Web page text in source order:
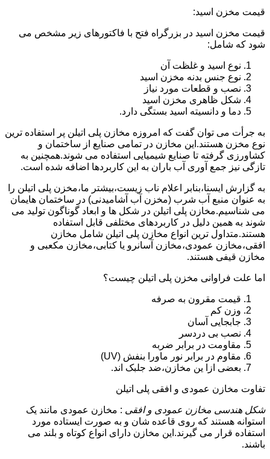
قیمت مخزن اسید:
قیمت مخزن اسید در بزرگراه فتح با فاکتورهای زیر مشخص می
شود که شامل:
نوع اسید و غلظت آن
نوع جنس بدنه مخزن اسید
نصب و قطعات مورد نیاز
شکل ظاهری مخزن اسید
دما و دانسیته اسید بستگی دارد.
به جرأت می توان گفت که امروزه مخازن پلی اتیلن پر استفاده ترین
نوع مخزن هستند.این مخازن در تمامی صنایع از ساختمان و
کشاورزی گرفته تا صنایع شیمیایی استفاده می شوند.همچنین به
تازگی نیز جمع آوری آب باران به این کاربردها اضافه شده است.
به گزارش ایسنا،بنابر اعلام ناب زیست،بیشتر ما،مخزن پلی اتیلن را
به عنوان منبع آب شرب (مخزن آب آشامیدنی) در ساختمان هایمان
می شناسیم.مخازن پلی اتیلن در شکل ها و ابعاد گوناگون تولید می
شوند به همین دلیل در کاربردهای مختلفی قابل استفاده
هستند.متداول ترین انواع مخازن پلی اتیلن شامل مخازن
افقی،مخازن عمودی،مخازن آسانرو یا کتابی،مخازن مکعبی و
مخازن قیفی هستند.
اما علت فراوانی مخزن پلی اتیلن چیست؟
قیمت مقرون به صرفه
وزن کم
جابجایی آسان
نصب بی دردسر
مقاومت در برابر ضربه
مقاوم در برابر نور ماورا بنفش (UV)
بعضی ازا ین مخازن،ضد جلبک اند.
تفاوت مخازن عمودی و افقی پلی اتیلن
شکل هندسی مخازن عمودی و افقی : مخازن عمودی مانند یک
استوانه هستند که روی قاعده شان و به صورت ایستاده مورد
استفاده قرار می گیرند.این مخازن دارای انواع کوتاه و بلند می
باشند.